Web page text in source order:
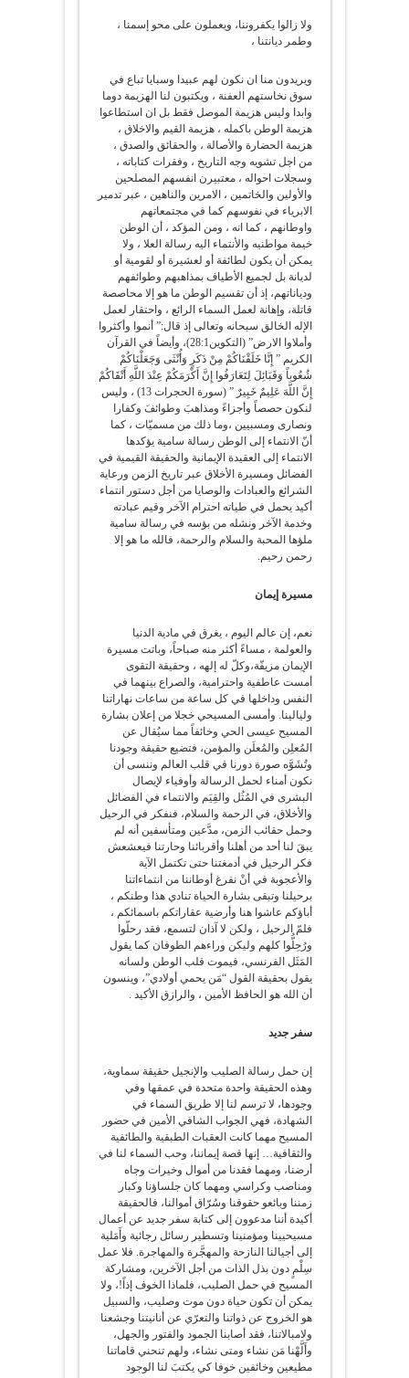
ولا زالوا يكفروننا، ويعملون على محو إسمنا ،
وطمر ديانتنا ،
ويريدون منا ان نكون لهم عبيدا وسبايا تباع في
سوق نخاستهم العفنة ، ويكتبون لنا الهزيمة دوما
وابدا وليس هزيمة الموصل فقط بل ان استطاعوا
هزيمة الوطن باكمله ، هزيمة القيم والاخلاق ،
هزيمة الحضارة والأصالة ، والحقائق والصدق ،
من اجل تشويه وجه التاريخ ، وفقرات كتاباته ،
وسجلات احواله ، معتبيرن انفسهم المصلحين
والأولين والخاتمين ، الامرين والناهين ، عبر تدمير
الابرياء في نفوسهم كما في مجتمعاتهم
واوطانهم ، كما انه ، ومن المؤكد ، أن الوطن
خيمة مواطنيه والأنتماء اليه رسالة العلا ، ولا
يمكن أن يكون لطائفة أو لعشيرة أو لقومية أو
لديانة بل لجميع الأطياف بمذاهبهم وطوائفهم
ودياناتهم، إذ أن تقسيم الوطن ما هو إلا محاصصة
قاتلة، وإهانة لعمل السماء الرائع ، واحتقار لعمل
الإله الخالق سبحانه وتعالى إذ قال:” أنموا وأكثروا
وأملاوا الارض” (التكوين28:1)، وأيضاً في القرآن
الكريم ” إِنَّا خَلَقْنَاكُمْ مِنْ ذَكَرٍ وَأُنْثَى وَجَعَلْنَاكُمْ
شُعُوباً وَقَبَائِلَ لِتَعَارَفُوا إِنَّ أَكْرَمَكُمْ عِنْدَ اللَّهِ أَتْقَاكُمْ
إِنَّ اللَّهَ عَلِيمٌ خَبِيرٌ ” (سورة الحجرات 13) ، وليس
لنكون حصصاً وأجزاءً ومذاهبَ وطوائفَ وكفارا
ونصارى ومسبيين ،وما ذلك من مسميّات ، كما
أنّ الانتماء إلى الوطن رسالة سامية يؤكدها
الانتماء إلى العقيدة الإيمانية والحقيقة القيمية في
الفضائل ومسيرة الأخلاق عبر تاريخ الزمن ورعاية
الشرائع والعبادات والوصايا من أجل دستور انتماء
أكيد يحمل في طياته احترام الآخر وقيم عبادته
وخدمة الآخر ونشله من بؤسه في رسالة سامية
ملؤها المحبة والسلام والرحمة، فالله ما هو إلا
رحمن رحيم.
مسيرة إيمان
نعم، إن عالم اليوم ، يغرق في مادية الدنيا
والعولمة ، مساءً أكثر منه صباحاً، وباتت مسيرة
الإيمان مزيفّة،وكلّ له إلهه ، وحقيقة التقوى
أمست عاطفية واحترامية، والصراع بينهما في
النفس وداخلها في كل ساعة من ساعات نهاراتنا
وليالينا. وأمسى المسيحي خجلا من إعلان بشارة
المسيح عيسى الحي وخائفاً مما سيُقال عن
المُعلِن والمُعلَن والمؤمن، فتضيع حقيقة وجودنا
وتُشَوَّه صورة دورنا في قلب العالم وننسى أن
نكون أمناء لحمل الرسالة وأوفياء لإيصال
البشرى في المُثُل والقِيَم والانتماء في الفضائل
والأخلاق، في الرحمة والسلام، فنفكر في الرحيل
وحمل حقائب الزمن، مدَّعين ومتأسفين أنه لم
يبقَ لنا أحد من أهلنا وأقربائنا وحارتنا فيعشعش
فكر الرحيل في أدمغتنا حتى تكتمل الآية
والأعجوبة في أنْ نفرغ أوطاننا من انتماءاتنا
برحيلنا وتبقى بشارة الحياة تنادي هذا وطنكم ،
أباؤكم عاشوا هنا وأرضية عقاراتكم باسمائكم ،
فلمّ الرحيل ، ولكن لا آذان لتسمع، فقد رحلّوا
ورُحِلُّوا كلهم وليكن وراءهم الطوفان كما يقول
المَثَل الفرنسي، فيموت قلب الوطن ولسانه
يقول بحقيقة القول “مَن يحمي أولادي”، وينسون
أن الله هو الحافظ الأمين ، والرازق الأكيد .
سفر جديد
إن حمل رسالة الصليب والإنجيل حقيقة سماوية،
وهذه الحقيقة واحدة متحدة في عمقها وفي
وجودها، لا ترسم لنا إلا طريق السماء في
الشهادة، فهي الجواب الشافي الأمين في حضور
المسيح مهما كانت العقبات الطبقية والطائفية
والثقافية… إنها قصة إيماننا، وحب السماء لنا في
أرضنا، ومهما فقدنا من أموال وخيرات وجاه
ومناصب وكراسي ومهما كان جلساؤنا وكبار
زمننا وبائعو حقوقنا وسُرّاق أموالنا، فالحقيقة
أكيدة أننا مدعوون إلى كتابة سفر جديد عن أعمال
مسيحيينا ومؤمنينا وتسطير رسائل رجائية وأَمَلية
إلى أجيالنا النازحة والمهجَّرة والمهاجرة. فلا عمل
سِلْمٍ دون بذل الذات من أجل الآخرين، ومشاركة
المسيح في حمل الصليب، فلماذا الخوف إذاً!، ولا
يمكن أن تكون حياة دون موت وصليب، والسبيل
هو الخروج عن ذواتنا والتعرّي عن أنانيتنا وجشعنا
ولامبالاتنا، فقد أصابنا الجمود والفتور والجهل،
وأَلَّهْنا مَن نشاء ومتى نشاء، ولهم تنحني قاماتنا
مطيعين وخائفين خوفا كي يكتبَ لنا الوجود